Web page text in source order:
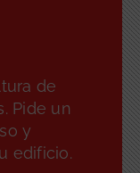
de
Pide un
y
edificio.